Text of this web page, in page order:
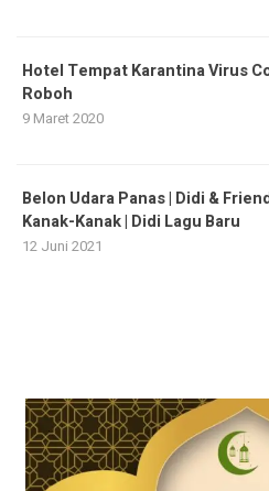
Hotel Tempat Karantina Virus
Roboh
9 Maret 2020
Belon Udara Panas | Didi &
Kanak-Kanak | Didi Lagu Baru
12 Juni 2021